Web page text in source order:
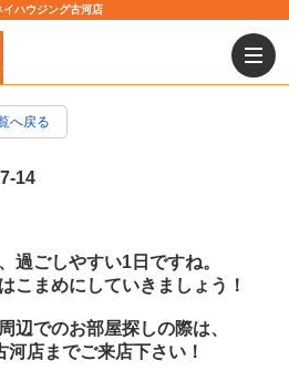
イハウジング古河店
へ戻る
14
過ごしやすい1日ですね。
こまめにしていきましょう！
辺でのお部屋探しの際は、
店までご来店下さい！